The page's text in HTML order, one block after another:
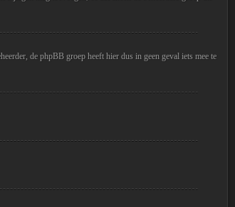
de phpBB groep heeft hier dus in geen geval iets mee te